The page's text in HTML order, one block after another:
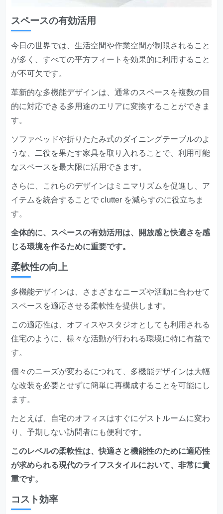
スペースの有効活用
今日の世界では、生活空間や作業空間が制限されること
が多く、すべての平方フィートを効果的に利用すること
が不可欠です。
革新的な多機能デザインは、通常のスペースを複数の目
的に対応できる多用途のエリアに変換することができま
す。
ソファベッドや折りたたみ式のダイニングテーブルのよ
うな、二役を果たす家具を取り入れることで、利用可能
なスペースを最大限に活用できます。
さらに、これらのデザインはミニマリズムを促進し、ア
イテムを統合することで clutter を減らすのに役立ちま
す。
全体的に、スペースの有効活用は、開放感と快適さを感
じる環境を作るために重要です。
柔軟性の向上
多機能デザインは、さまざまなニーズや活動に合わせて
スペースを適応させる柔軟性を提供します。
この適応性は、オフィスやスタジオとしても利用される
住宅のように、様々な活動が行われる環境に特に有益で
す。
個々のニーズが変わるにつれて、多機能デザインは大幅
な改装を必要とせずに簡単に再構成することを可能にし
ます。
たとえば、自宅のオフィスはすぐにゲストルームに変わ
り、予期しない訪問者にも便利です。
このレベルの柔軟性は、快適さと機能性のために適応性
が求められる現代のライフスタイルにおいて、非常に貴
重です。
コスト効率